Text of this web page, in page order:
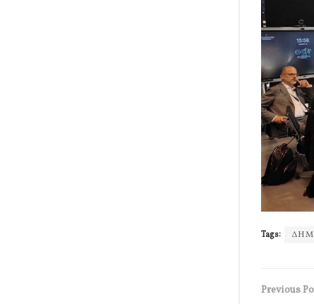
Tags:
Previous